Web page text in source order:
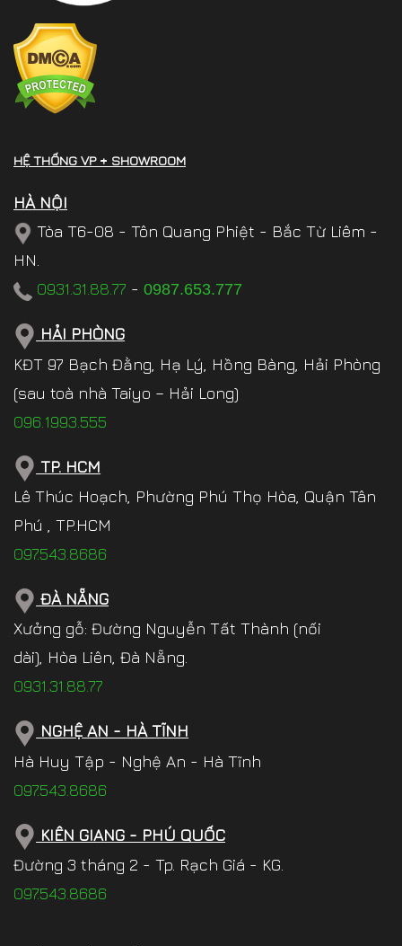
HỆ THỐNG VP + SHOWROOM
HÀ NỘI
Tòa T6-08 - Tôn Quang Phiệt - Bắc Từ Liêm -
HN.
0931.31.88.77 - 0987.653.777
HẢI PHÒNG
KĐT 97 Bạch Đằng, Hạ Lý, Hồng Bàng, Hải Phòng
(sau toà nhà Taiyo – Hải Long)
096.1993.555
TP. HCM
Lê Thúc Hoạch, Phường Phú Thọ Hòa, Quận Tân
Phú , TP.HCM
097.543.8686
ĐÀ NẴNG
Xưởng gỗ: Đường Nguyễn Tất Thành (nối
dài), Hòa Liên, Đà Nẵng.
0931.31.88.77
NGHỆ AN - HÀ TĨNH
Hà Huy Tập - Nghệ An - Hà Tĩnh
097.543.8686
KIÊN GIANG - PHÚ QUỐC
Đường 3 tháng 2 - Tp. Rạch Giá - KG.
097.543.8686